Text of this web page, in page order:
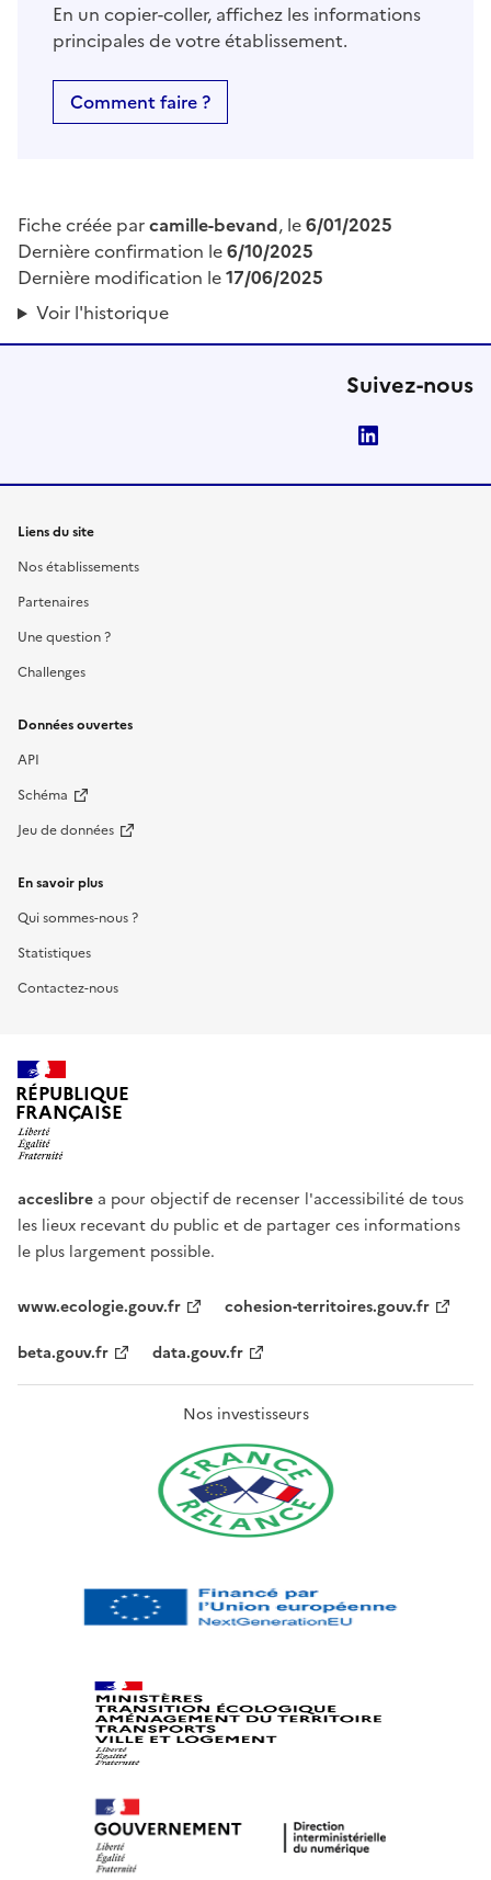
En un copier-coller, affichez les informations
principales de votre établissement.
Comment faire ?
Fiche créée parcamille-bevand, le6/01/2025
Dernière confirmation le6/10/2025
Dernière modification le17/06/2025
Voir l'historique
Suivez-nous
Liens du site
Nos établissements
Partenaires
Une question ?
Challenges
Données ouvertes
API
Schéma
Jeu de données
En savoir plus
Qui sommes-nous ?
Statistiques
Contactez-nous
RÉPUBLIQUE
FRANÇAISE
acceslibre a pour objectif de recenser l'accessibilité de tous
les lieux recevant du public et de partager ces informations
le plus largement possible.
www.ecologie.gouv.fr
cohesion-territoires.gouv.fr
beta.gouv.fr
data.gouv.fr
Nos investisseurs